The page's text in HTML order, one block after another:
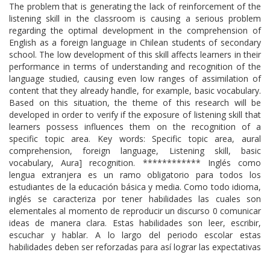
The problem that is generating the lack of reinforcement of the
listening skill in the classroom is causing a serious problem
regarding the optimal development in the comprehension of
English as a foreign language in Chilean students of secondary
school. The low development of this skill affects learners in their
performance in terms of understanding and recognition of the
language studied, causing even low ranges of assimilation of
content that they already handle, for example, basic vocabulary.
Based on this situation, the theme of this research will be
developed in order to verify if the exposure of listening skill that
learners possess influences them on the recognition of a
specific topic area. Key words: Specific topic area, aural
comprehension, foreign language, Listening skill, basic
vocabulary, Aura] recognition. ************ Inglés como
lengua extranjera es un ramo obligatorio para todos los
estudiantes de la educación básica y media. Como todo idioma,
inglés se caracteriza por tener habilidades las cuales son
elementales al momento de reproducir un discurso 0 comunicar
ideas de manera clara. Estas habilidades son leer, escribir,
escuchar y hablar. A lo largo del periodo escolar estas
habilidades deben ser reforzadas para así lograr las expectativas